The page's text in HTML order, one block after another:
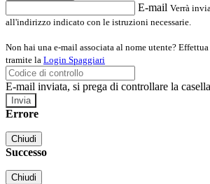
E-mail Verrà
all'indirizzo indicato con le istruzioni necessarie.
Non hai una e-mail associata al nome utente?
tramite la Login Spaggiari
E-mail inviata, si prega di controllare la
Errore
Chiudi
Successo
Chiudi